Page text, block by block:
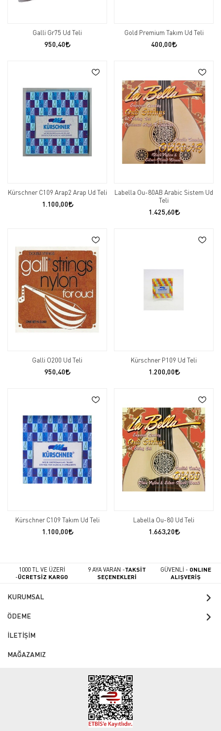
Galli Gr75 Ud Teli
950,40
Gold Premium Takım Ud Teli
400,00
Kürschner C109 Arap2 Arap Ud Teli
1.100,00
Labella Ou-80AB Arabic Sistem Ud
Teli
1.425,60
Galli O200 Ud Teli
950,40
Kürschner P109 Ud Teli
1.200,00
Kürschner C109 Takım Ud Teli
1.100,00
Labella Ou-80 Ud Teli
1.663,20
1000 TL VE ÜZERİ
-ÜCRETSİZ KARGO
9 AYA VARAN -TAKSİT
SEÇENEKLERİ
GÜVENLİ - ONLINE
ALIŞVERİŞ
KURUMSAL
ÖDEME
İLETİŞİM
MAĞAZAMIZ